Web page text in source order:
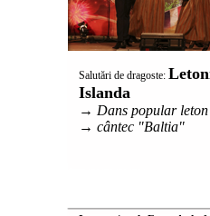
Salutări de dragoste:
Islanda
→ Dans popular leton
→ cântec "Baltia"